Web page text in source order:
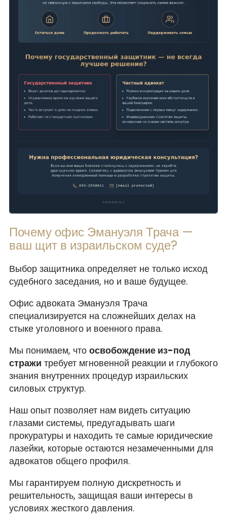
Почему офис Эмануэля Трача —
ваш щит в израильском суде?
Выбор защитника определяет не только исход
судебного заседания, но и ваше будущее.
Офис адвоката Эмануэля Трача
специализируется на сложнейших делах на
стыке уголовного и военного права.
Мы понимаем, что освобождение из-под
стражи требует мгновенной реакции и глубокого
знания внутренних процедур израильских
силовых структур.
Наш опыт позволяет нам видеть ситуацию
глазами системы, предугадывать шаги
прокуратуры и находить те самые юридические
лазейки, которые остаются незамеченными для
адвокатов общего профиля.
Мы гарантируем полную дискретность и
решительность, защищая ваши интересы в
условиях жесткого давления.